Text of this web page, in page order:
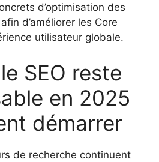
d’optimisation des
d’améliorer les Core
utilisateur globale.
SEO reste
en 2025
démarrer
de recherche continuent